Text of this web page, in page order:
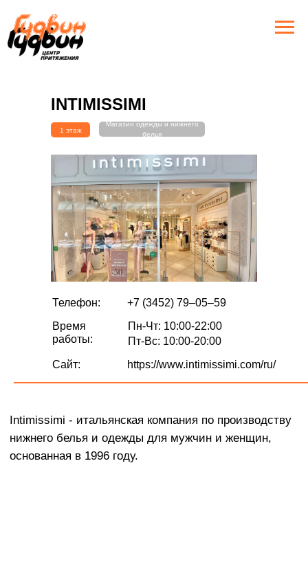
https://www.intimissimi.com/ru/
Сайт:
Время
работы:
Пт-Вс: 10:00-20:00
Пн-Чт: 10:00-22:00
Телефон: +7 (3452) 79‒05‒59
INTIMISSIMI
1 этаж
Магазин одежды и нижнего
белья
Intimissimi - итальянская компания по производству
основанная в 1996 году.